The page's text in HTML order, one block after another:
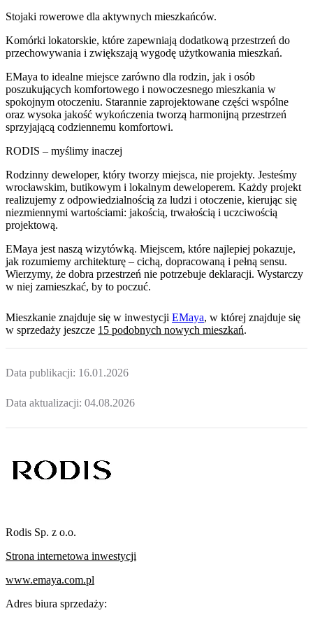
Stojaki rowerowe dla aktywnych mieszkańców.
Komórki lokatorskie, które zapewniają dodatkową przestrzeń do
przechowywania i zwiększają wygodę użytkowania mieszkań.
EMaya to idealne miejsce zarówno dla rodzin, jak i osób
poszukujących komfortowego i nowoczesnego mieszkania w
spokojnym otoczeniu. Starannie zaprojektowane części wspólne
oraz wysoka jakość wykończenia tworzą harmonijną przestrzeń
sprzyjającą codziennemu komfortowi.
RODIS – myślimy inaczej
Rodzinny deweloper, który tworzy miejsca, nie projekty. Jesteśmy
wrocławskim, butikowym i lokalnym deweloperem. Każdy projekt
realizujemy z odpowiedzialnością za ludzi i otoczenie, kierując się
niezmiennymi wartościami: jakością, trwałością i uczciwością
projektową.
EMaya jest naszą wizytówką. Miejscem, które najlepiej pokazuje,
jak rozumiemy architekturę – cichą, dopracowaną i pełną sensu.
Wierzymy, że dobra przestrzeń nie potrzebuje deklaracji. Wystarczy
w niej zamieszkać, by to poczuć.
Mieszkanie znajduje się w inwestycji EMaya, w której znajduje się
w sprzedaży jeszcze 15 podobnych nowych mieszkań.
Data publikacji: 16.01.2026
Data aktualizacji: 04.08.2026
Rodis Sp. z o.o.
Strona internetowa inwestycji
www.emaya.com.pl
Adres biura sprzedaży: